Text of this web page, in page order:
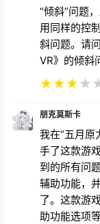
“倾斜”问题
用同样的控
斜问题。请
VR》的倾斜
★★★★
朋克莫斯卡
我在“五月原
手了这款游
到的所有问
辅助功能，
了。这款游
助功能选项